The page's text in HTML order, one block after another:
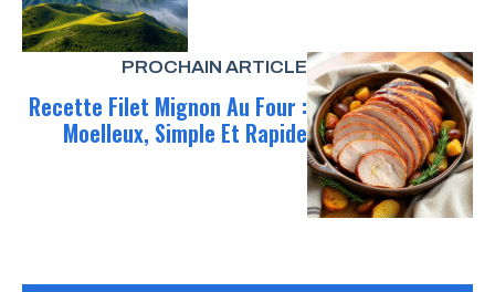
PROCHAIN ARTICLE
Recette Filet Mignon Au Four :
Moelleux, Simple Et Rapide